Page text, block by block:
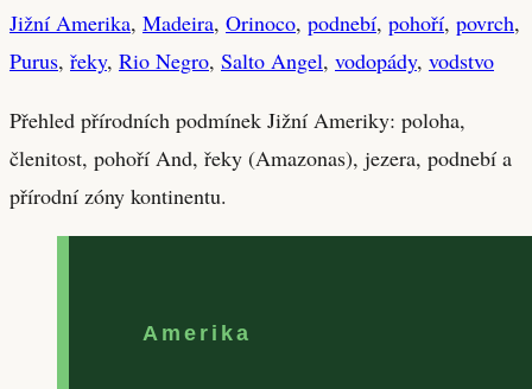
Jižní Amerika, Madeira, Orinoco, podnebí, pohoří, povrch,
Purus, řeky, Rio Negro, Salto Angel, vodopády, vodstvo
Přehled přírodních podmínek Jižní Ameriky: poloha,
členitost, pohoří And, řeky (Amazonas), jezera, podnebí a
přírodní zóny kontinentu.